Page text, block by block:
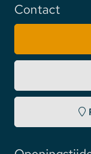
Contact